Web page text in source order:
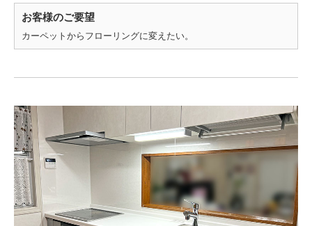
お客様のご要望
カーペットからフローリングに変えたい。